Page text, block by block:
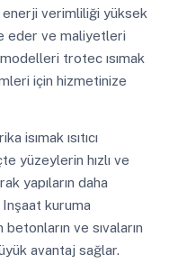
enerji verimliliği yüksek
eder ve maliyetleri
trotec ısımak
için hizmetinize
isımak ısıtıcı
yüzeylerin hızlı ve
yapıların daha
Inşaat kuruma
ve sıvaların
avantaj sağlar.